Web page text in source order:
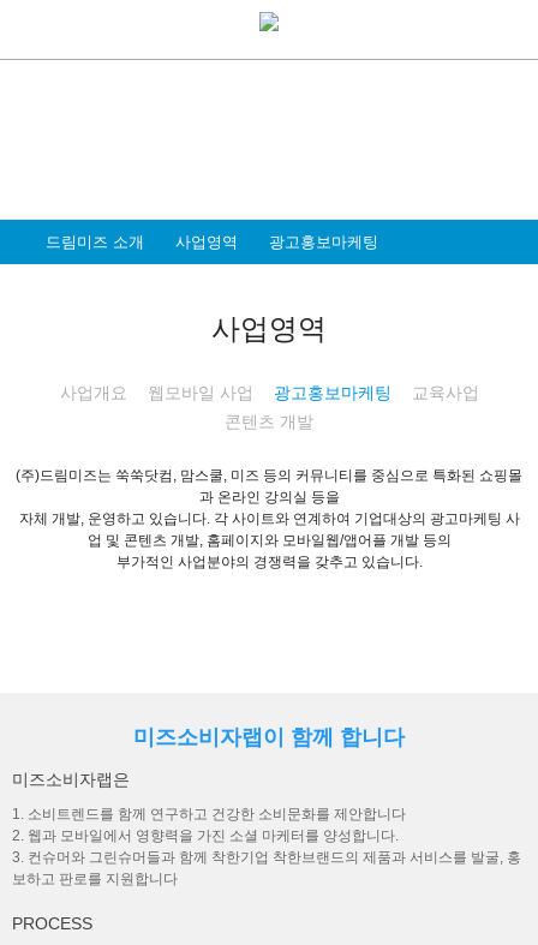
드림미즈 소개 사업영역 광고홍보마케팅
사업영역
사업개요 웹모바일 사업 광고홍보마케팅
교육사업
콘텐츠 개발
(주)드림미즈는 쑥쑥닷컴, 맘스쿨, 미즈 등의 커뮤니티를 중심으로 특화된 쇼핑몰
과 온라인 강의실 등을
자체 개발, 운영하고 있습니다. 각 사이트와 연계하여 기업대상의 광고마케팅 사
업 및 콘텐츠 개발, 홈페이지와 모바일웹/앱어플 개발 등의
부가적인 사업분야의 경쟁력을 갖추고 있습니다.
미즈소비자랩이 함께 합니다
미즈소비자랩은
1. 소비트렌드를 함께 연구하고 건강한 소비문화를 제안합니다
2. 웹과 모바일에서 영향력을 가진 소셜 마케터를 양성합니다.
3. 컨슈머와 그린슈머들과 함께 착한기업 착한브랜드의 제품과 서비스를 발굴, 홍
보하고 판로를 지원합니다
PROCESS